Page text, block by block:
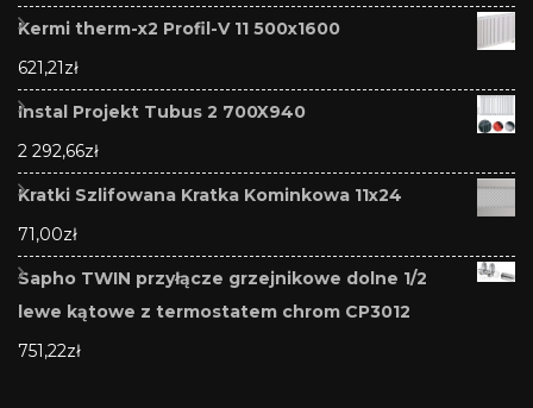
Kermi therm-x2 Profil-V 11 500x1600
621,21zł
Instal Projekt Tubus 2 700X940
2 292,66zł
Kratki Szlifowana Kratka Kominkowa 11x24
71,00zł
Sapho TWIN przyłącze grzejnikowe dolne 1/2
lewe kątowe z termostatem chrom CP3012
751,22zł